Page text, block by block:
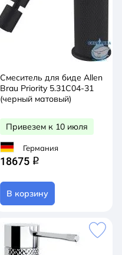
Смеситель для биде Allen
Brau Priority 5.31С04-31
(черный матовый)
Привезем к 10 июля
Германия
18675 q
В корзину